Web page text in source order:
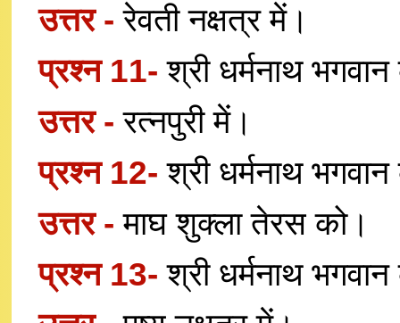
उत्तर -रेवती नक्षत्र में।
प्रश्न 11-श्री धर्मनाथ
उत्तर -रत्नपुरी में।
प्रश्न 12-श्री धर्मनाथ
उत्तर -माघ शुक्ला तेरस को।
प्रश्न 13-श्री धर्मनाथ